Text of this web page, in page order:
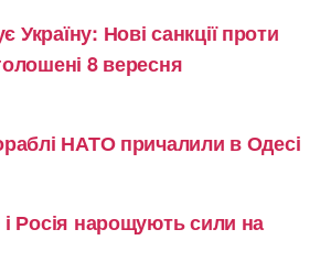
Україну: Нові санкції проти
8 вересня
НАТО причалили в Одесі
Росія нарощують сили на